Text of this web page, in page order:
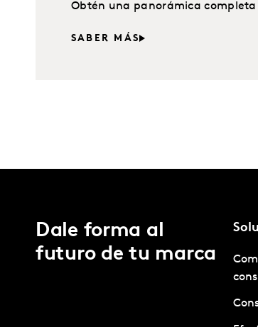
Obtén una panorámica
SABER MÁS
Dale forma al
futuro de tu marca